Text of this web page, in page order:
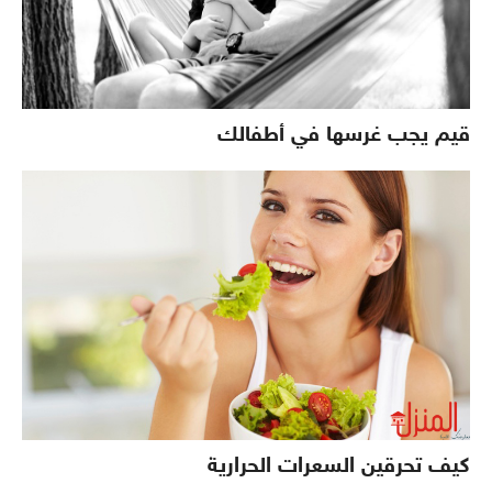
قيم يجب غرسها في أطفالك
كيف تحرقين السعرات الحرارية